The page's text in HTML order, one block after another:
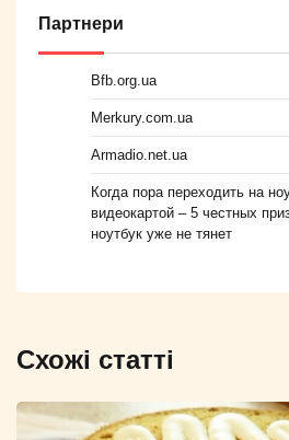
Партнери
Bfb.org.ua
Merkury.com.ua
Armadio.net.ua
Когда пора переходить на
видеокартой – 5 честных
ноутбук уже не тянет
Схожі статті